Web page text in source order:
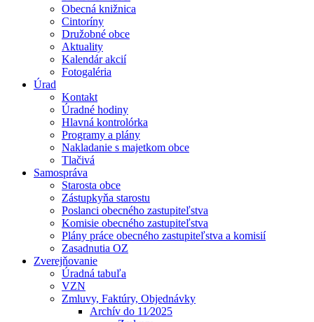
Obecná knižnica
Cintoríny
Družobné obce
Aktuality
Kalendár akcií
Fotogaléria
Úrad
Kontakt
Úradné hodiny
Hlavná kontrolórka
Programy a plány
Nakladanie s majetkom obce
Tlačivá
Samospráva
Starosta obce
Zástupkyňa starostu
Poslanci obecného zastupiteľstva
Komisie obecného zastupiteľstva
Plány práce obecného zastupiteľstva a komisií
Zasadnutia OZ
Zverejňovanie
Úradná tabuľa
VZN
Zmluvy, Faktúry, Objednávky
Archív do 11⁄2025